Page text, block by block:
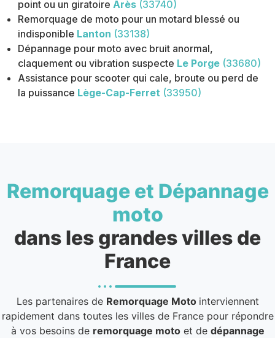
point ou un giratoire Arès (33740)
Remorquage de moto pour un motard blessé ou
indisponible Lanton (33138)
Dépannage pour moto avec bruit anormal,
claquement ou vibration suspecte Le Porge (33680)
Assistance pour scooter qui cale, broute ou perd de
la puissance Lège-Cap-Ferret (33950)
Remorquage et Dépannage
moto
dans les grandes villes de
France
Les partenaires de Remorquage Moto interviennent
rapidement dans toutes les villes de France pour répondre
à vos besoins de remorquage motoet de dépannage